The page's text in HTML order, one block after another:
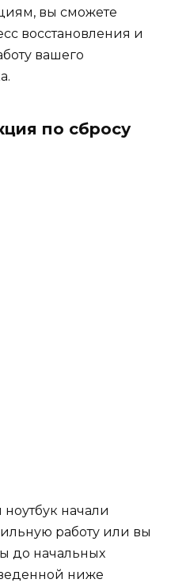
вы сможете
восстановления и
вашего
по сбросу
начали
работу или вы
до начальных
ниже